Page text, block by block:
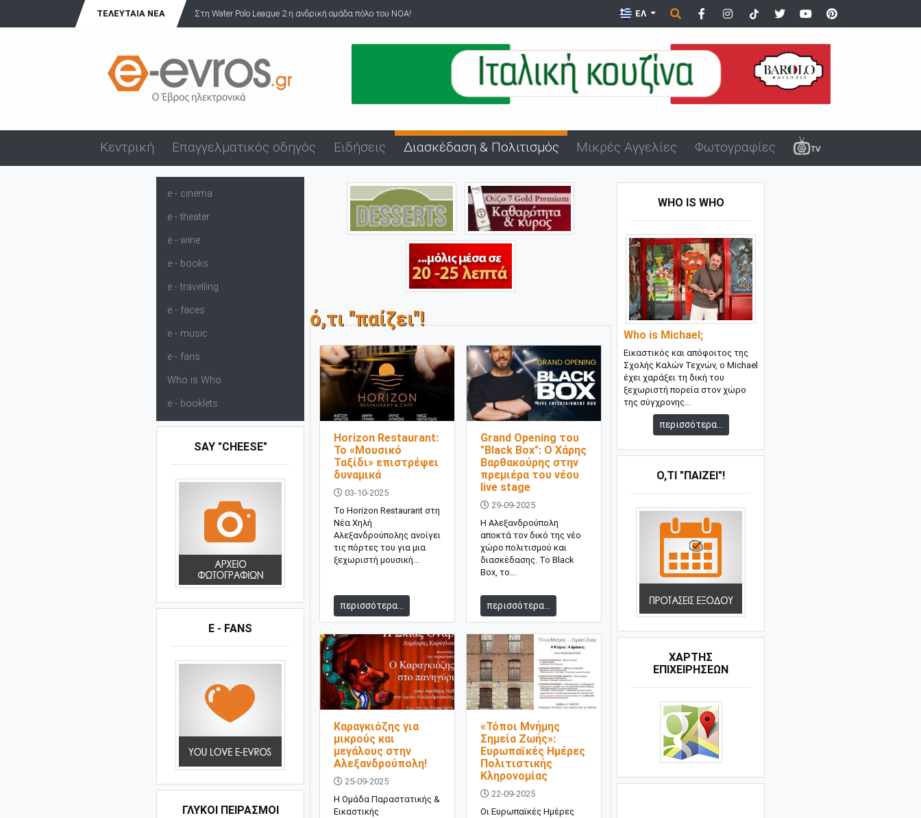
ΤΕΛΕΥΤΑΊΑ ΝΈΑ
Στη Water Polo League 2 η ανδρική ομάδα πόλο του ΝΟΑ! Άνδρας επιδείκνυε τα γεννητικά του όργανα σε ανήλικα στον Άβ... ΕΛ
Κεντρική Επαγγελματικός οδηγός Ειδήσεις Διασκέδαση & Πολιτισμός Μικρές Αγγελίες Φωτογραφίες
e - cinema
e - theater
e - wine
e - books
e - travelling
e - faces
e - music
e - fans
Who is Who
e - booklets
SAY "CHEESE"
E - FANS
ΓΛΥΚΟΊ ΠΕΙΡΑΣΜΟΊ
ό,τι "παίζει"!
Horizon Restaurant:
Το «Μουσικό
Ταξίδι» επιστρέφει
δυναμικά
03-10-2025
Το Horizon Restaurant στη
Νέα Χηλή
Αλεξανδρούπολης ανοίγει
τις πόρτες του για μια
ξεχωριστή μουσική...
περισσότερα...
Grand Opening του
"Black Box": O Χάρης
Βαρθακούρης στην
πρεμιέρα του νέου
live stage
29-09-2025
Η Αλεξανδρούπολη
αποκτά τον δικό της νέο
χώρο πολιτισμού και
διασκέδασης. Το Black
Box, το...
περισσότερα...
Καραγκιόζης για
μικρούς και
μεγάλους στην
Αλεξανδρούπολη!
25-09-2025
Η Ομάδα Παραστατικής &
Εικαστικής
«Τόποι Μνήμης
Σημεία Ζωής»:
Ευρωπαϊκές Ημέρες
Πολιτιστικής
Κληρονομίας
22-09-2025
Οι Ευρωπαϊκές Ημέρες
WHO IS WHO
Who is Michael;
Εικαστικός και απόφοιτος της
Σχολής Καλών Τεχνών, ο Michael
έχει χαράξει τη δική του
ξεχωριστή πορεία στον χώρο
της σύγχρονης...
περισσότερα...
Ό,ΤΙ "ΠΑΊΖΕΙ"!
ΧΑΡΤΗΣ
ΕΠΙΧΕΙΡΗΣΕΩΝ